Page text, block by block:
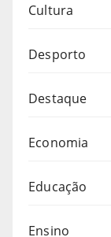
Cultura
Desporto
Destaque
Economia
Educação
Ensino